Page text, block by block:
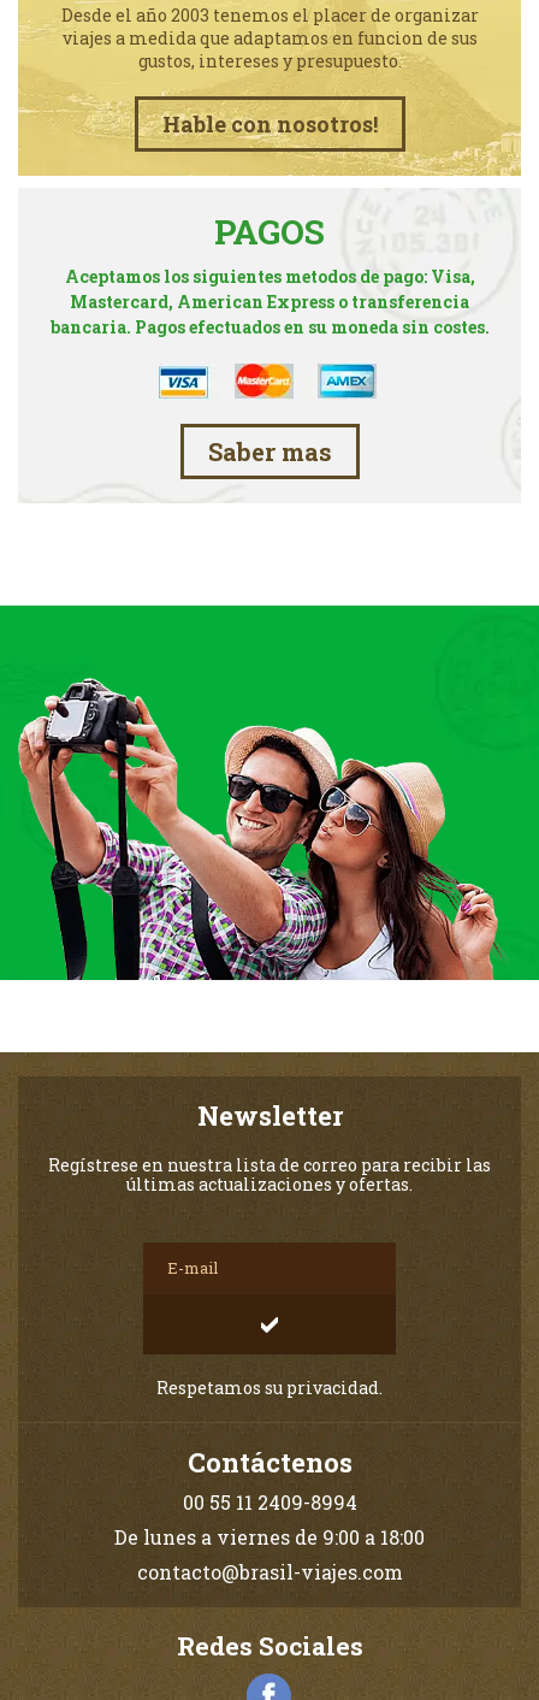
Desde el año 2003 tenemos el placer de organizar
viajes a medida que adaptamos en funcion de sus
gustos, intereses y presupuesto.
Hable con nosotros!
PAGOS
Aceptamos los siguientes metodos de pago: Visa,
Mastercard, American Express o transferencia
bancaria. Pagos efectuados en su moneda sin costes.
Saber mas
Newsletter
Regístrese en nuestra lista de correo para recibir las
últimas actualizaciones y ofertas.
Respetamos su privacidad.
Contáctenos
00 55 11 2409-8994
De lunes a viernes de 9:00 a 18:00
contacto@brasil-viajes.com
Redes Sociales